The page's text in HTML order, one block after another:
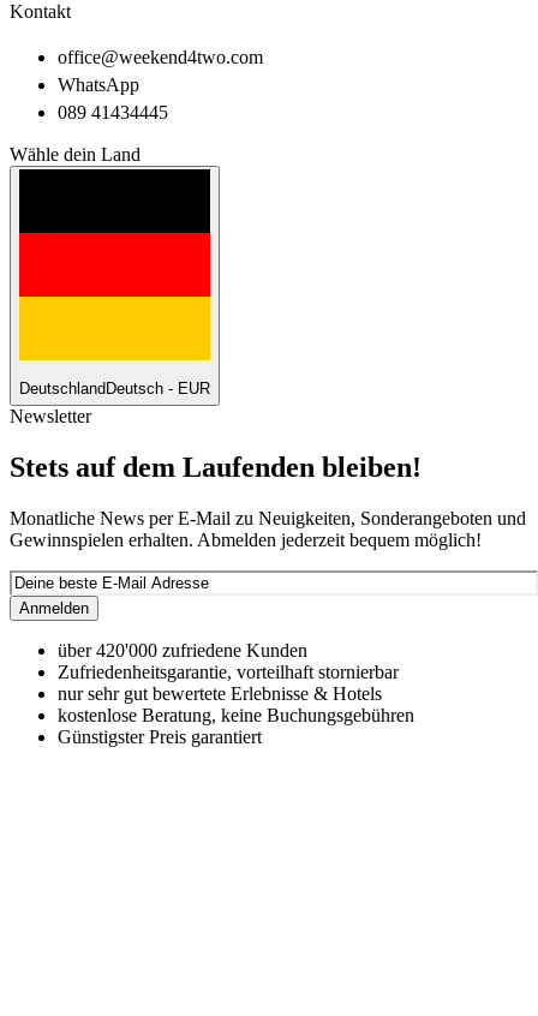
Kontakt
office@weekend4two.com
WhatsApp
089 41434445
Wähle dein Land
Deutschland Deutsch - EUR
Newsletter
Stets auf dem Laufenden bleiben!
Monatliche News per E-Mail zu Neuigkeiten, Sonderangeboten und
Gewinnspielen erhalten. Abmelden jederzeit bequem möglich!
Anmelden
über 420'000 zufriedene Kunden
Zufriedenheitsgarantie, vorteilhaft stornierbar
nur sehr gut bewertete Erlebnisse & Hotels
kostenlose Beratung, keine Buchungsgebühren
Günstigster Preis garantiert